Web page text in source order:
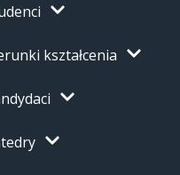
kształcenia